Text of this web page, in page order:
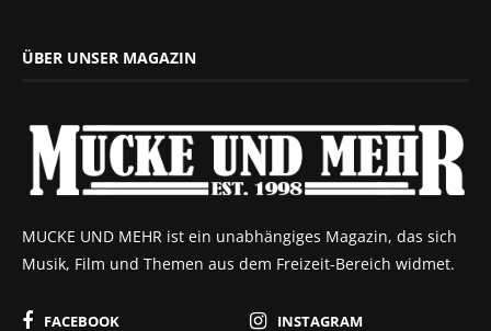
ÜBER UNSER MAGAZIN
MUCKE UND MEHR ist ein unabhängiges Magazin, das sich
Musik, Film und Themen aus dem Freizeit-Bereich widmet.
FACEBOOK
INSTAGRAM